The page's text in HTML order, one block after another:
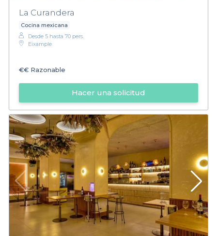
La Curandera
Cocina mexicana
Desde 5 hasta 70 pers.
Eixample
€€ Razonable
Hacer una solicitud